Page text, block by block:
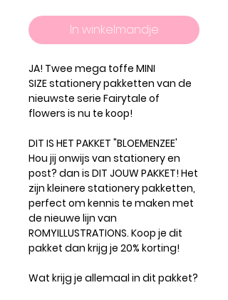
In winkelmandje
JA! Twee mega toffe MINI
SIZE stationery pakketten van de
nieuwste serie Fairytale of
flowers is nu te koop!
DIT IS HET PAKKET "BLOEMENZEE'
Hou jij onwijs van stationery en
post? dan is DIT JOUW PAKKET! Het
zijn kleinere stationery pakketten,
perfect om kennis te maken met
de nieuwe lijn van
ROMYILLUSTRATIONS. Koop je dit
pakket dan krijg je 20% korting!
Wat krijg je allemaal in dit pakket?